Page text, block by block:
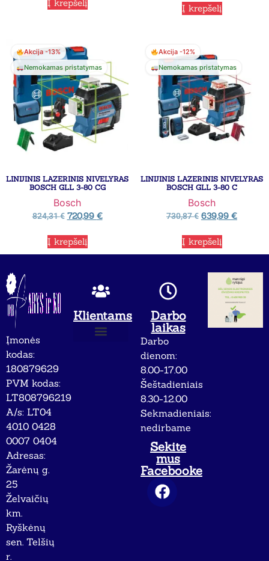
Į krepšelį Į krepšelį
Akcija -13%
Nemokamas pristatymas
LINIJINIS LAZERINIS NIVELYRAS
BOSCH GLL 3-80 CG
Bosch
824,31€ 720,99 €
Į krepšelį
Akcija -12%
Nemokamas pristatymas
LINIJINIS LAZERINIS NIVELYRAS
BOSCH GLL 3-80 C
Bosch
730,87€ 639,99 €
Į krepšelį
Įmonės
kodas:
180879629
PVM kodas:
LT808796219
A/s: LT04
4010 0428
0007 0404
Adresas:
Žarėnų g.
25
Želvaičių
km.
Ryškėnų
sen. Telšių
r.
Klientams
Darbo
laikas
Darbo
dienom:
8.00-17.00
Šeštadieniais
8.30-12.00
Sekmadieniais:
nedirbame
Sekite
mus
Facebooke